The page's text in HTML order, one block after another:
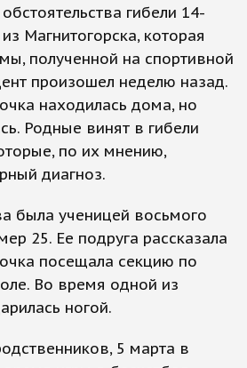
гибели 14-
Магнитогорска, которая
полученной на спортивной
произошел неделю назад.
находилась дома, но
Родные винят в гибели
по их мнению,
диагноз.
была ученицей восьмого
25. Ее подруга рассказала
посещала секцию по
Во время одной из
ногой.
5 марта в